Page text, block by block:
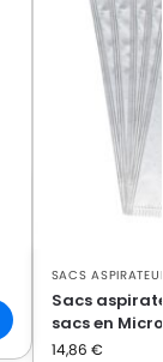
SACS
Sacs
sacs en
14,86 €